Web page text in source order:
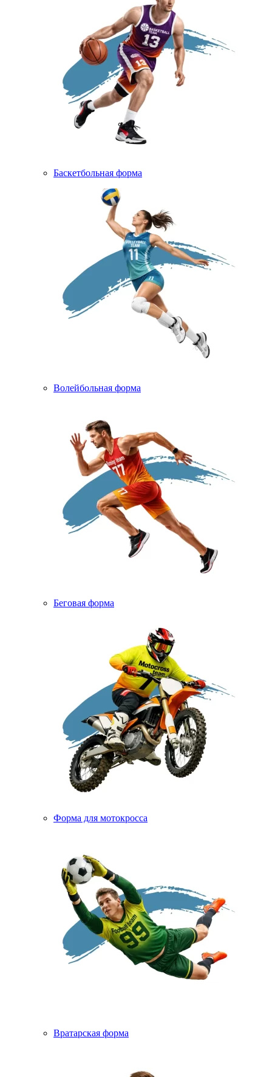
Баскетбольная форма
Волейбольная форма
Беговая форма
Форма для мотокросса
Вратарская форма